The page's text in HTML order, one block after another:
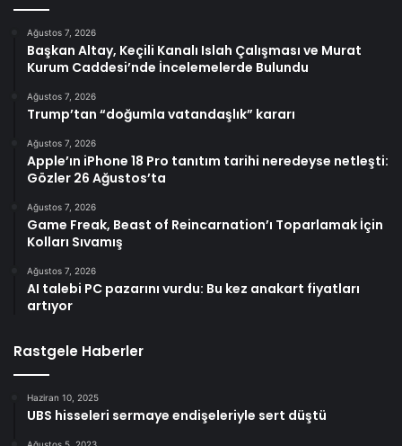
Ağustos 7, 2026
Başkan Altay, Keçili Kanalı Islah Çalışması ve Murat
Kurum Caddesi’nde İncelemelerde Bulundu
Ağustos 7, 2026
Trump’tan “doğumla vatandaşlık” kararı
Ağustos 7, 2026
Apple’ın iPhone 18 Pro tanıtım tarihi neredeyse netleşti:
Gözler 26 Ağustos’ta
Ağustos 7, 2026
Game Freak, Beast of Reincarnation’ı Toparlamak İçin
Kolları Sıvamış
Ağustos 7, 2026
AI talebi PC pazarını vurdu: Bu kez anakart fiyatları
artıyor
Rastgele Haberler
Haziran 10, 2025
UBS hisseleri sermaye endişeleriyle sert düştü